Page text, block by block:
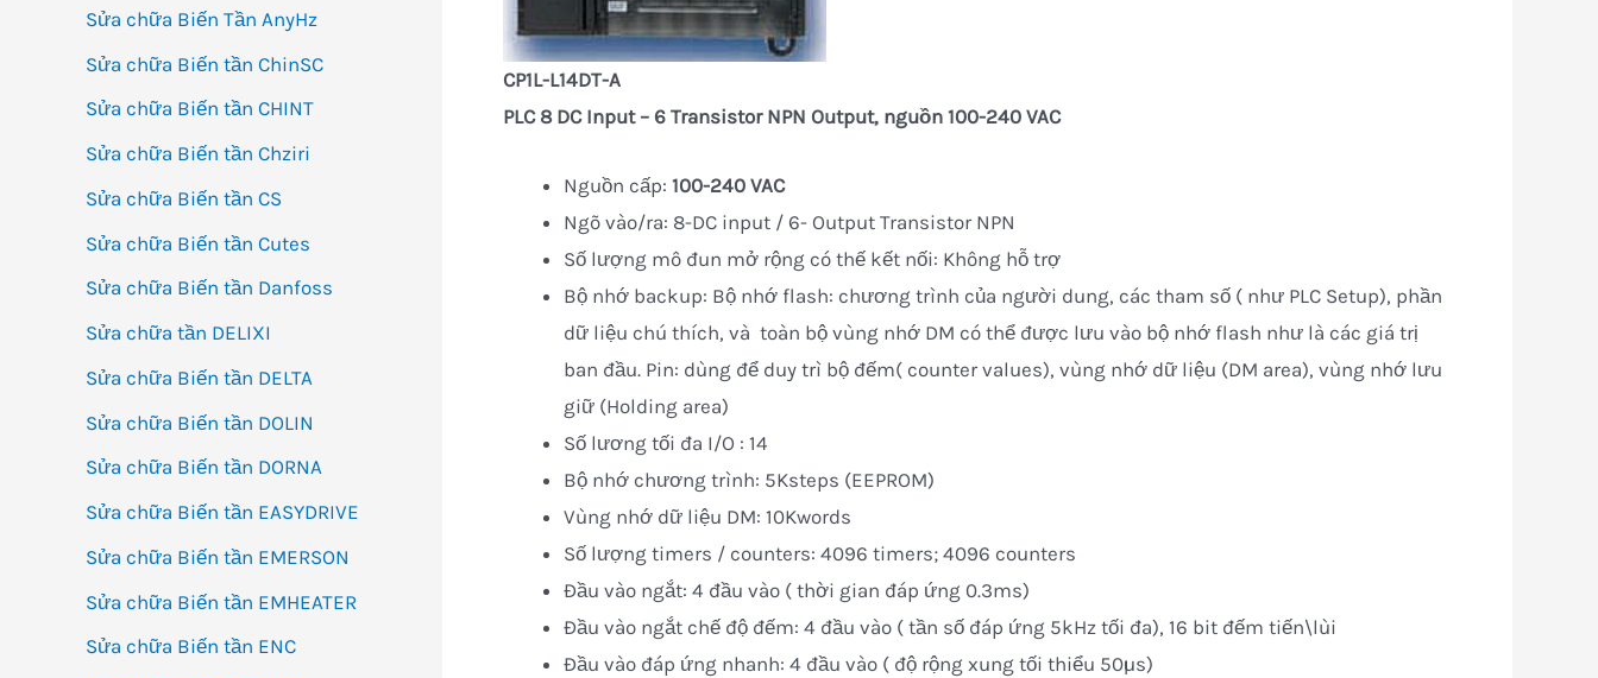
Sửa chữa Biến Tần AnyHz
Sửa chữa Biến tần ChinSC
Sửa chữa Biến tần CHINT
Sửa chữa Biến tần Chziri
Sửa chữa Biến tần CS
Sửa chữa Biến tần Cutes
Sửa chữa Biến tần Danfoss
Sửa chữa tần DELIXI
Sửa chữa Biến tần DELTA
Sửa chữa Biến tần DOLIN
Sửa chữa Biến tần DORNA
Sửa chữa Biến tần EASYDRIVE
Sửa chữa Biến tần EMERSON
Sửa chữa Biến tần EMHEATER
Sửa chữa Biến tần ENC
CP1L-L14DT-A
PLC 8 DC Input – 6 Transistor NPN Output, nguồn 100-240 VAC
Nguồn cấp: 100-240 VAC
Ngõ vào/ra: 8-DC input / 6- Output Transistor NPN
Số lượng mô đun mở rộng có thế kết nối: Không hỗ trợ
Bộ nhớ backup: Bộ nhớ flash: chương trình của người dung, các tham số ( như PLC Setup), phần
dữ liệu chú thích, và toàn bộ vùng nhớ DM có thể được lưu vào bộ nhớ flash như là các giá trị
ban đầu. Pin: dùng để duy trì bộ đếm( counter values), vùng nhớ dữ liệu (DM area), vùng nhớ lưu
giữ (Holding area)
Số lương tối đa I/O : 14
Bộ nhớ chương trình: 5Ksteps (EEPROM)
Vùng nhớ dữ liệu DM: 10Kwords
Số lượng timers / counters: 4096 timers; 4096 counters
Đầu vào ngắt: 4 đầu vào ( thời gian đáp ứng 0.3ms)
Đầu vào ngắt chế độ đếm: 4 đầu vào ( tần số đáp ứng 5kHz tối đa), 16 bit đếm tiến\lùi
Đầu vào đáp ứng nhanh: 4 đầu vào ( độ rộng xung tối thiểu 50µs)